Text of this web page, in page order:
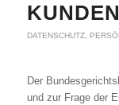
DATENSCHUTZ,
Der
und zur Frage der